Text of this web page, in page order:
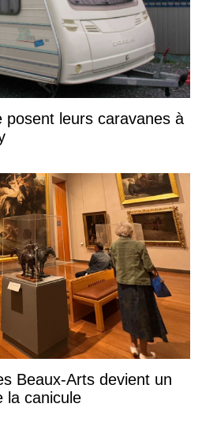
posent leurs caravanes à
Beaux-Arts devient un
la canicule